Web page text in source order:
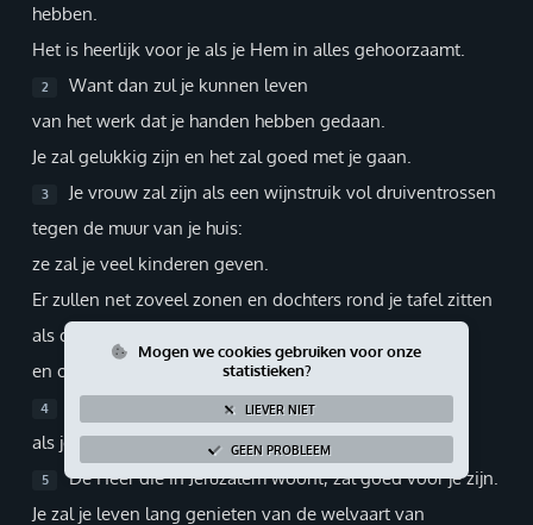
Giften via PayPal
hebben.
Het is heerlijk voor je als je Hem in alles gehoorzaamt.
2
Want dan zul je kunnen leven
van het werk dat je handen hebben gedaan.
Je zal gelukkig zijn en het zal goed met je gaan.
3
Je vrouw zal zijn als een wijnstruik vol druiventrossen
tegen de muur van je huis:
ze zal je veel kinderen geven.
Er zullen net zoveel zonen en dochters rond je tafel zitten
als dat er druiventrossen zitten aan een wijnstruik
en olijven aan een olijfboom.
4
Zó goed zal de Heer voor je zijn
als je diep ontzag voor Hem hebt.
5
De Heer die in Jeruzalem woont, zal goed voor je zijn.
Je zal je leven lang genieten van de welvaart van
Mogen we cookies gebruiken voor onze
statistieken?
LIEVER NIET
GEEN PROBLEEM